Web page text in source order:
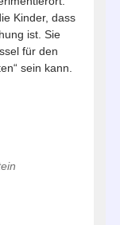
Kinder, dass
ist. Sie
für den
sein kann.